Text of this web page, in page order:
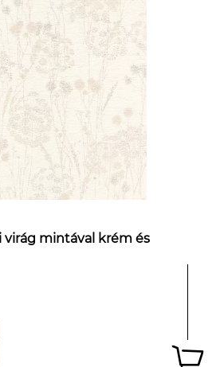
virág mintával krém és